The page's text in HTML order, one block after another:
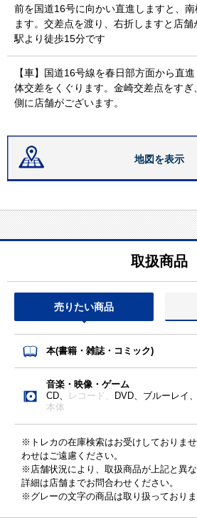
前を国道16号に向かい直進しますと、
ます。交差点を渡り、右折しますと店
駅より徒歩15分です
【車】国道16号線を春日部方面から直
体交差をくぐります。金崎交差点をす
側に店舗がございます。
地図を表示
取扱商品
売りたい商品
本(書籍・雑誌・コミック)
音楽・映像・ゲーム
CD、
レコード、 DVD、ブルーレイ
本体
※トレカの在庫検索はお受けしておりま
わせはご遠慮ください。
※店舗状況により、取扱商品が上記と異な
詳細は店舗までお問合わせください。
※グレーの文字の商品は取り扱っておりま